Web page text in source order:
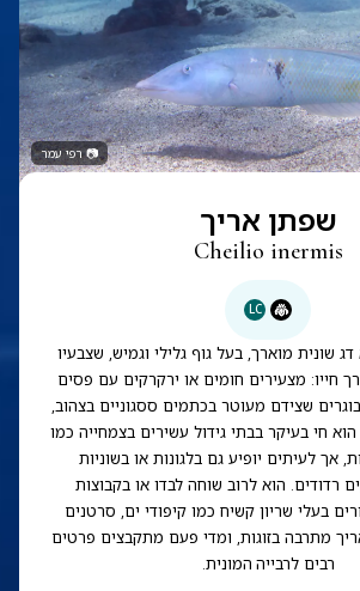
📷 רפי עמר
שפתן אריך
Cheilio inermis
LC
שונית מוארך, בעל גוף גלילי וגמיש, שצבעיו
חייו: מצעירים חומים או ירקרקים עם פסים
שצידם מעוטר בכתמים ססגוניים בצהוב,
חי בעיקר בבתי גידול עשירים בצמחייה כמו
אך לעיתים יופיע גם בלגונות או בשוניות
רדודים. הוא לרוב שוחה לבדו או בקבוצות
בעלי שריון קשיח כמו קיפודי ים, סרטנים
מתרבה בזוגות, ומדי פעם מתקבצים פרטים
רבים לרבייה המונית.